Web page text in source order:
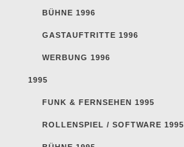
BÜHNE 1996
GASTAUFTRITTE 1996
WERBUNG 1996
1995
FUNK & FERNSEHEN 1995
ROLLENSPIEL / SOFTWARE 1995